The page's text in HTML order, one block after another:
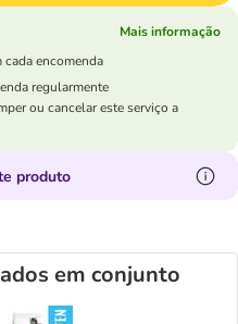
Mais informação
encomenda
regularmente
ou cancelar este serviço a
produto
em conjunto